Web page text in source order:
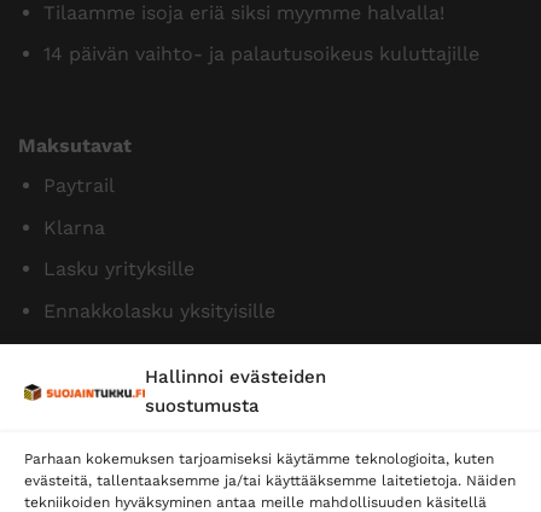
Hallinnoi evästeiden
suostumusta
Parhaan kokemuksen tarjoamiseksi käytämme teknologioita, kuten
evästeitä, tallentaaksemme ja/tai käyttääksemme laitetietoja. Näiden
tekniikoiden hyväksyminen antaa meille mahdollisuuden käsitellä
Tilaamme isoja eriä siksi myymme halvalla!
14 päivän vaihto- ja palautusoikeus kuluttajille
Maksutavat
Paytrail
Klarna
Lasku yrityksille
Ennakkolasku yksityisille